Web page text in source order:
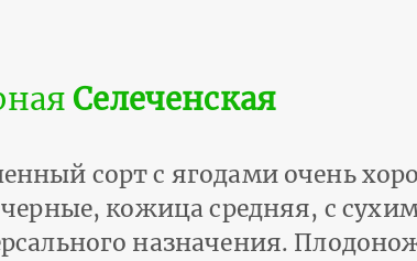
Селеченская
сорт с ягодами очень
кожица средняя, с
назначения.